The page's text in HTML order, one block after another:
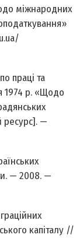
міжнародних
праці та
1974 р. «Щодо
ресурс]. —
— 2008. —
капіталу //